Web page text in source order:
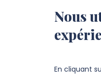
Campus
+33 3 22
Nous
En cliquant